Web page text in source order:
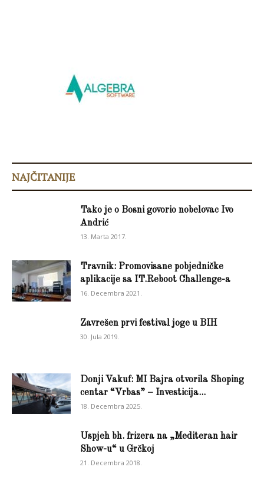
NAJČITANIJE
Tako je o Bosni govorio nobelovac Ivo
Andrić
13. Marta 2017.
Travnik: Promovisane pobjedničke
aplikacije sa IT.Reboot Challenge-a
16. Decembra 2021.
Zavrešen prvi festival joge u BIH
30. Jula 2019.
Donji Vakuf: MI Bajra otvorila Shoping
centar “Vrbas” – Investicija...
18. Decembra 2025.
Uspjeh bh. frizera na „Mediteran hair
Show-u“ u Grčkoj
21. Decembra 2018.